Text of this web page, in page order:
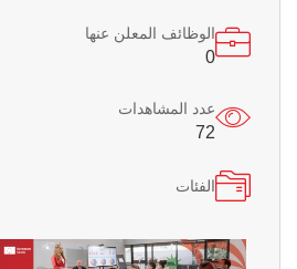
الوظائف المعلن عنها
0
عدد المشاهدات
72
الفئات